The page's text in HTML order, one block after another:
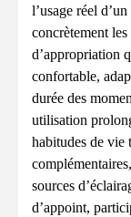
l’usage réel d’un
concrètement
d’appropriation
confortable,
durée des
utilisation
habitudes de vie
sources
d’appoint,